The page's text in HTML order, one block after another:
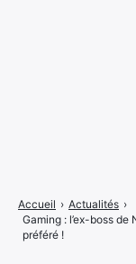
Accueil › Actualités ›
Gaming : l’ex-boss
préféré !